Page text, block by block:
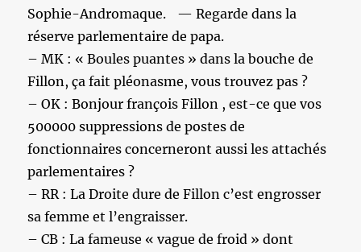
Sophie-Andromaque. — Regarde dans la
réserve parlementaire de papa.
– MK : « Boules puantes » dans la bouche de
Fillon, ça fait pléonasme, vous trouvez pas ?
– OK : Bonjour françois Fillon , est-ce que vos
500000 suppressions de postes de
fonctionnaires concerneront aussi les attachés
parlementaires ?
– RR : La Droite dure de Fillon c’est engrosser
sa femme et l’engraisser.
– CB : La fameuse « vague de froid » dont